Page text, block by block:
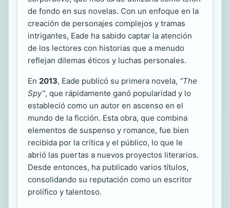
de fondo en sus novelas. Con un enfoque en la
creación de personajes complejos y tramas
intrigantes, Eade ha sabido captar la atención
de los lectores con historias que a menudo
reflejan dilemas éticos y luchas personales.
En 2013, Eade publicó su primera novela, “The
Spy”, que rápidamente ganó popularidad y lo
estableció como un autor en ascenso en el
mundo de la ficción. Esta obra, que combina
elementos de suspenso y romance, fue bien
recibida por la crítica y el público, lo que le
abrió las puertas a nuevos proyectos literarios.
Desde entonces, ha publicado varios títulos,
consolidando su reputación como un escritor
prolífico y talentoso.